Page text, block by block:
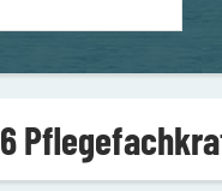
6